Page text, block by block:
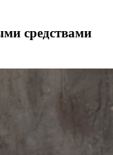
средствами